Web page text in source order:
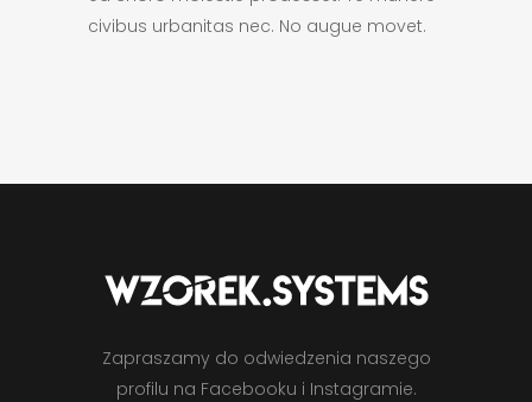
civibus urbanitas nec. No augue movet.
Zapraszamy do odwiedzenia naszego
profilu na Facebooku i Instagramie.